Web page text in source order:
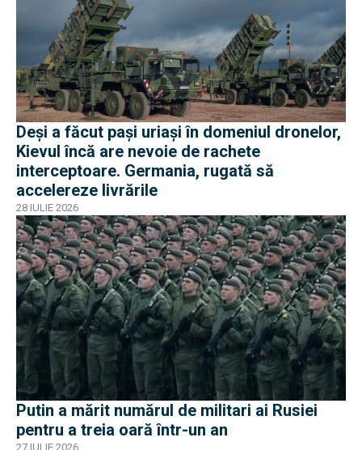
Deși a făcut pași uriași în domeniul dronelor,
Kievul încă are nevoie de rachete
interceptoare. Germania, rugată să
accelereze livrările
28 IULIE 2026
Putin a mărit numărul de militari ai Rusiei
pentru a treia oară într-un an
27 IULIE 2026